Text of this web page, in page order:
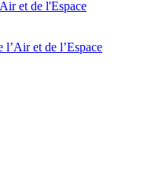
l’Air et de l’Espace